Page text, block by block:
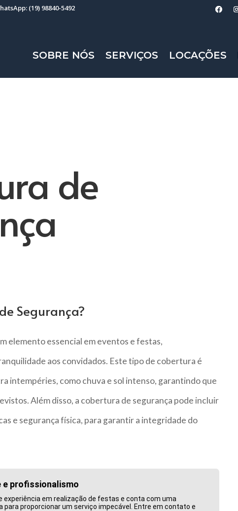
(19) 98840-5492
SOBRE NÓS SERVIÇOS LOCAÇÕES
de
Segurança?
elemento essencial em eventos e festas,
aos convidados. Este tipo de cobertura é
intempéries, como chuva e sol intenso, garantindo que
Além disso, a cobertura de segurança pode incluir
e segurança física, para garantir a integridade do
e profissionalismo
experiência em realização de festas e conta com uma
para proporcionar um serviço impecável. Entre em contato e